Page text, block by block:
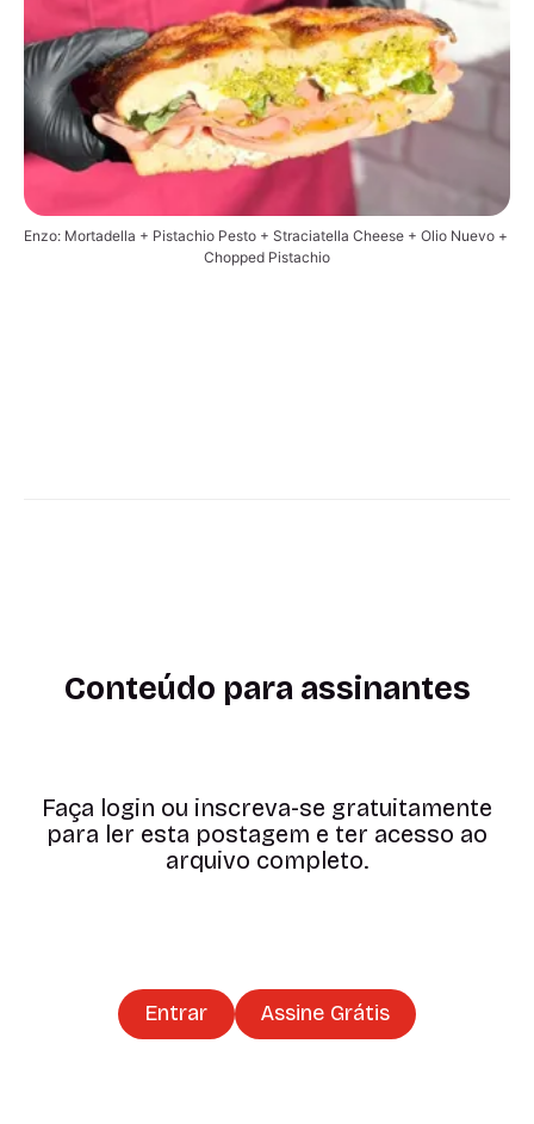
Enzo: Mortadella + Pistachio Pesto + Straciatella Cheese + Olio Nuevo +
Chopped Pistachio
Conteúdo para assinantes
Faça login ou inscreva-se gratuitamente
para ler esta postagem e ter acesso ao
arquivo completo.
Entrar Assine Grátis